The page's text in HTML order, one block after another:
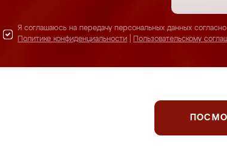
Я соглашаюсь на передачу персональных данных согласно
Политике конфиденциальности
Пользовательскому